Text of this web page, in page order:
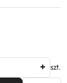
szt.